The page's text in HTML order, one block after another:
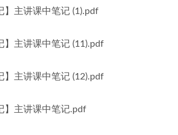
】主讲课中笔记 (1).pdf
】主讲课中笔记 (11).pdf
】主讲课中笔记 (12).pdf
】主讲课中笔记.pdf